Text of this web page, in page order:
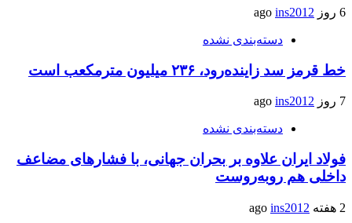
6 روز ago ins2012
دسته‌بندی نشده
خط قرمز سد زاینده‌رود، ۲۳۶ میلیون مترمکعب است
7 روز ago ins2012
دسته‌بندی نشده
فولاد ایران علاوه بر بحران جهانی، با فشارهای مضاعف
داخلی هم روبه‌روست
2 هفته ago ins2012